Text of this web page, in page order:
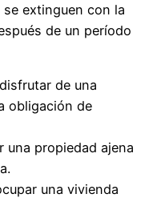
extinguen con la
de un período
de una
obligación de
una propiedad ajena
una vivienda